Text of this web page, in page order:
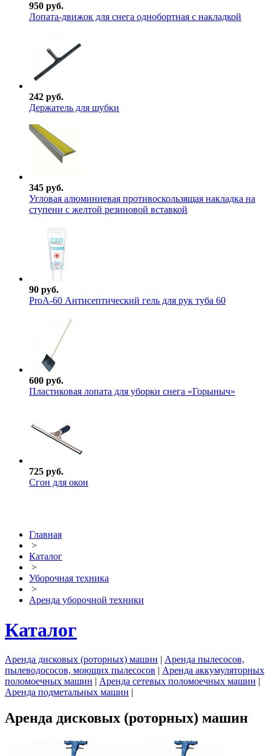
950 руб.
Лопата-движок для снега однобортная с накладкой
242 руб.
Держатель для шубки
345 руб.
Угловая алюминиевая противоскользящая накладка на
ступени с желтой резиновой вставкой
90 руб.
ProА-60 Антисептический гель для рук туба 60
600 руб.
Пластиковая лопата для уборки снега «Горыныч»
725 руб.
Сгон для окон
Главная
>
Каталог
>
Уборочная техника
>
Аренда уборочной техники
Каталог
Аренда дисковых (роторных) машин | Аренда пылесосов,
пылеводососов, моющих пылесосов | Аренда аккумуляторных
поломоечных машин | Аренда сетевых поломоечных машин |
Аренда подметальных машин |
Аренда дисковых (роторных) машин